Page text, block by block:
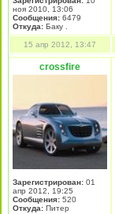
ноя 2010, 13:06
Сообщения: 6479
Откуда: Баку .
15 апр 2012, 13:47
crossfire
Зарегистрирован: 01
апр 2012, 19:25
Сообщения: 520
Откуда: Питер